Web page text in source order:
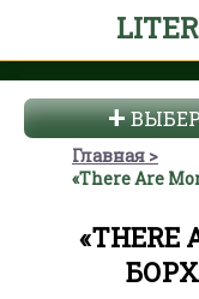
Главная
«There Are
«THERE